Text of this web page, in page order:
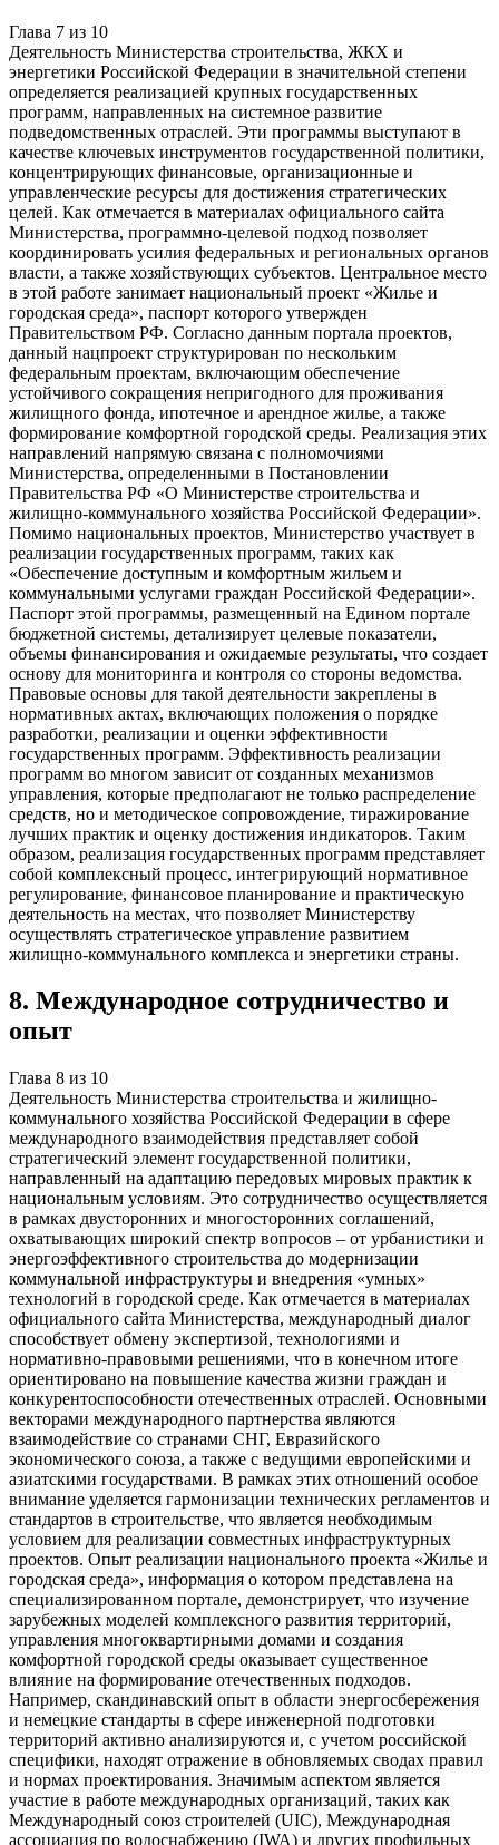
Глава 7 из 10
Деятельность Министерства строительства, ЖКХ и
энергетики Российской Федерации в значительной степени
определяется реализацией крупных государственных
программ, направленных на системное развитие
подведомственных отраслей. Эти программы выступают в
качестве ключевых инструментов государственной политики,
концентрирующих финансовые, организационные и
управленческие ресурсы для достижения стратегических
целей. Как отмечается в материалах официального сайта
Министерства, программно-целевой подход позволяет
координировать усилия федеральных и региональных органов
власти, а также хозяйствующих субъектов. Центральное место
в этой работе занимает национальный проект «Жилье и
городская среда», паспорт которого утвержден
Правительством РФ. Согласно данным портала проектов,
данный нацпроект структурирован по нескольким
федеральным проектам, включающим обеспечение
устойчивого сокращения непригодного для проживания
жилищного фонда, ипотечное и арендное жилье, а также
формирование комфортной городской среды. Реализация этих
направлений напрямую связана с полномочиями
Министерства, определенными в Постановлении
Правительства РФ «О Министерстве строительства и
жилищно-коммунального хозяйства Российской Федерации».
Помимо национальных проектов, Министерство участвует в
реализации государственных программ, таких как
«Обеспечение доступным и комфортным жильем и
коммунальными услугами граждан Российской Федерации».
Паспорт этой программы, размещенный на Едином портале
бюджетной системы, детализирует целевые показатели,
объемы финансирования и ожидаемые результаты, что создает
основу для мониторинга и контроля со стороны ведомства.
Правовые основы для такой деятельности закреплены в
нормативных актах, включающих положения о порядке
разработки, реализации и оценки эффективности
государственных программ. Эффективность реализации
программ во многом зависит от созданных механизмов
управления, которые предполагают не только распределение
средств, но и методическое сопровождение, тиражирование
лучших практик и оценку достижения индикаторов. Таким
образом, реализация государственных программ представляет
собой комплексный процесс, интегрирующий нормативное
регулирование, финансовое планирование и практическую
деятельность на местах, что позволяет Министерству
осуществлять стратегическое управление развитием
жилищно-коммунального комплекса и энергетики страны.
8. Международное сотрудничество и
опыт
Глава 8 из 10
Деятельность Министерства строительства и жилищно-
коммунального хозяйства Российской Федерации в сфере
международного взаимодействия представляет собой
стратегический элемент государственной политики,
направленный на адаптацию передовых мировых практик к
национальным условиям. Это сотрудничество осуществляется
в рамках двусторонних и многосторонних соглашений,
охватывающих широкий спектр вопросов – от урбанистики и
энергоэффективного строительства до модернизации
коммунальной инфраструктуры и внедрения «умных»
технологий в городской среде. Как отмечается в материалах
официального сайта Министерства, международный диалог
способствует обмену экспертизой, технологиями и
нормативно-правовыми решениями, что в конечном итоге
ориентировано на повышение качества жизни граждан и
конкурентоспособности отечественных отраслей. Основными
векторами международного партнерства являются
взаимодействие со странами СНГ, Евразийского
экономического союза, а также с ведущими европейскими и
азиатскими государствами. В рамках этих отношений особое
внимание уделяется гармонизации технических регламентов и
стандартов в строительстве, что является необходимым
условием для реализации совместных инфраструктурных
проектов. Опыт реализации национального проекта «Жилье и
городская среда», информация о котором представлена на
специализированном портале, демонстрирует, что изучение
зарубежных моделей комплексного развития территорий,
управления многоквартирными домами и создания
комфортной городской среды оказывает существенное
влияние на формирование отечественных подходов.
Например, скандинавский опыт в области энергосбережения
и немецкие стандарты в сфере инженерной подготовки
территорий активно анализируются и, с учетом российской
специфики, находят отражение в обновляемых сводах правил
и нормах проектирования. Значимым аспектом является
участие в работе международных организаций, таких как
Международный союз строителей (UIC), Международная
ассоциация по водоснабжению (IWA) и других профильных